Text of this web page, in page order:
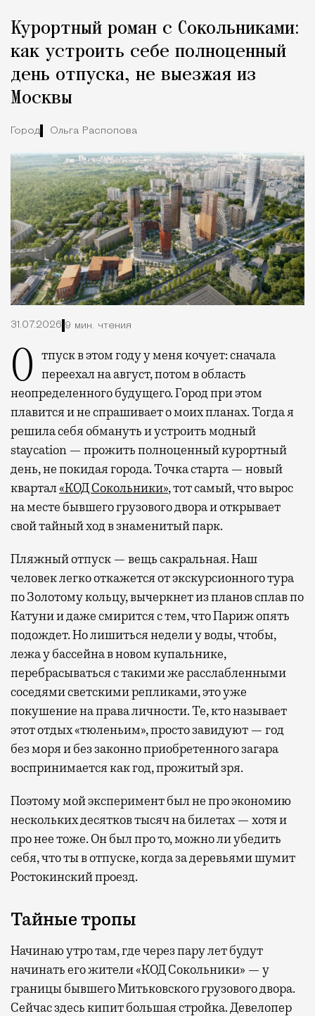
Курортный роман с Сокольниками:
как устроить себе полноценный
день отпуска, не выезжая из
Москвы
Город Ольга Распопова
31.07.2026 9 мин. чтения
Отпуск в этом году у меня кочует: сначала переехал на август, потом в область
неопределенного будущего. Город при этом
плавится и не спрашивает о моих планах. Тогда я
решила себя обмануть и устроить модный
staycation — прожить полноценный курортный
день, не покидая города. Точка старта — новый
квартал«КОД Сокольники», тот самый, что вырос
на месте бывшего грузового двора и открывает
свой тайный ход в знаменитый парк.
Пляжный отпуск — вещь сакральная. Наш
человек легко откажется от экскурсионного тура
по Золотому кольцу, вычеркнет из планов сплав по
Катуни и даже смирится с тем, что Париж опять
подождет. Но лишиться недели у воды, чтобы,
лежа у бассейна в новом купальнике,
перебрасываться с такими же расслабленными
соседями светскими репликами, это уже
покушение на права личности. Те, кто называет
этот отдых «тюленьим», просто завидуют — год
без моря и без законно приобретенного загара
воспринимается как год, прожитый зря.
Поэтому мой эксперимент был не про экономию
нескольких десятков тысяч на билетах — хотя и
про нее тоже. Он был про то, можно ли убедить
себя, что ты в отпуске, когда за деревьями шумит
Ростокинский проезд.
Тайные тропы
Начинаю утро там, где через пару лет будут
начинать его жители «КОД Сокольники» — у
границы бывшего Митьковского грузового двора.
Сейчас здесь кипит большая стройка. Девелопер